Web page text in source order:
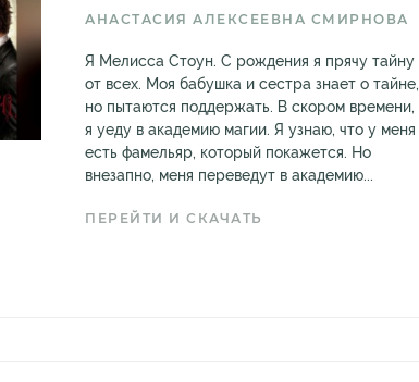
АНАСТАСИЯ АЛЕКСЕЕВНА СМИРНОВА
Я Мелисса Стоун. С рождения я прячу тайну
от всех. Моя бабушка и сестра знает о тайне,
но пытаются поддержать. В скором времени,
я уеду в академию магии. Я узнаю, что у меня
есть фамельяр, который покажется. Но
внезапно, меня переведут в академию...
ПЕРЕЙТИ И СКАЧАТЬ